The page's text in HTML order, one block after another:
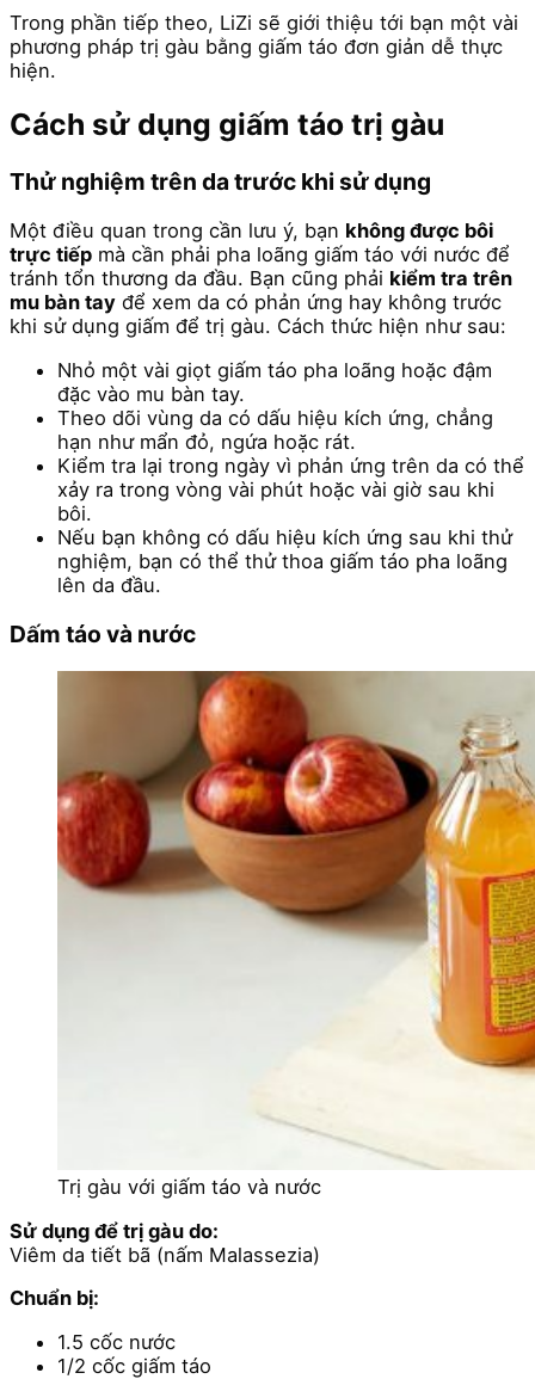
Trong phần tiếp theo, LiZi sẽ giới thiệu tới bạn một vài
phương pháp trị gàu bằng giấm táo đơn giản dễ thực
hiện.
Cách sử dụng giấm táo trị gàu
Thử nghiệm trên da trước khi sử dụng
Một điều quan trong cần lưu ý, bạn không được bôi
trực tiếp mà cần phải pha loãng giấm táo với nước để
tránh tổn thương da đầu. Bạn cũng phải kiểm tra trên
mu bàn tay để xem da có phản ứng hay không trước
khi sử dụng giấm để trị gàu. Cách thức hiện như sau:
Nhỏ một vài giọt giấm táo pha loãng hoặc đậm
đặc vào mu bàn tay.
Theo dõi vùng da có dấu hiệu kích ứng, chẳng
hạn như mẩn đỏ, ngứa hoặc rát.
Kiểm tra lại trong ngày vì phản ứng trên da có thể
xảy ra trong vòng vài phút hoặc vài giờ sau khi
bôi.
Nếu bạn không có dấu hiệu kích ứng sau khi thử
nghiệm, bạn có thể thử thoa giấm táo pha loãng
lên da đầu.
Dấm táo và nước
Trị gàu với giấm táo và nước
Sử dụng để trị gàu do:
Viêm da tiết bã (nấm Malassezia)
Chuẩn bị:
1.5 cốc nước
1/2 cốc giấm táo